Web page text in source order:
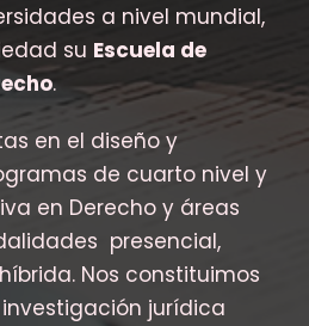
a nivel mundial,
su Escuela de
.
en el diseño y
de cuarto nivel y
en Derecho y áreas
presencial,
Nos constituimos
jurídica